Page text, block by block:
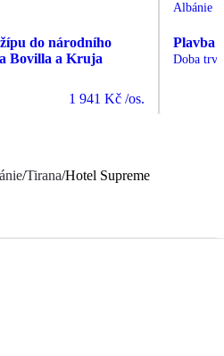
do národního
Bovilla a Kruja
1 941 Kč /os.
Albánie
Plavba
Doba
/Tirana/Hotel Supreme